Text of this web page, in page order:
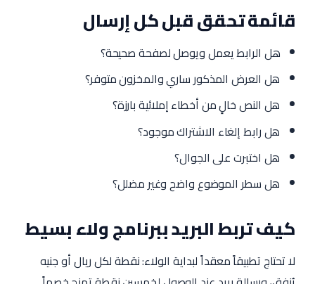
قائمة تحقق قبل كل إرسال
هل الرابط يعمل ويوصل لصفحة صحيحة؟
هل العرض المذكور ساري والمخزون متوفر؟
هل النص خالٍ من أخطاء إملائية بارزة؟
هل رابط إلغاء الاشتراك موجود؟
هل اختبرت على الجوال؟
هل سطر الموضوع واضح وغير مضلل؟
كيف تربط البريد ببرنامج ولاء بسيط
لا تحتاج تطبيقاً معقداً لبداية الولاء: نقطة لكل ريال أو جنيه